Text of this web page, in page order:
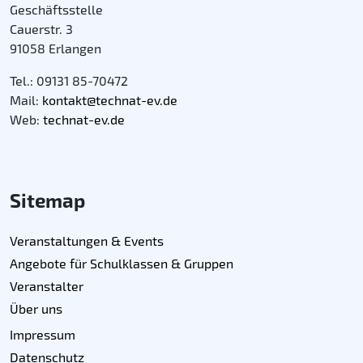
Geschäftsstelle
Cauerstr. 3
91058 Erlangen
Tel.: 09131 85-70472
Mail: kontakt@technat-ev.de
Web: technat-ev.de
Sitemap
Veranstaltungen & Events
Angebote für Schulklassen & Gruppen
Veranstalter
Über uns
Impressum
Datenschutz